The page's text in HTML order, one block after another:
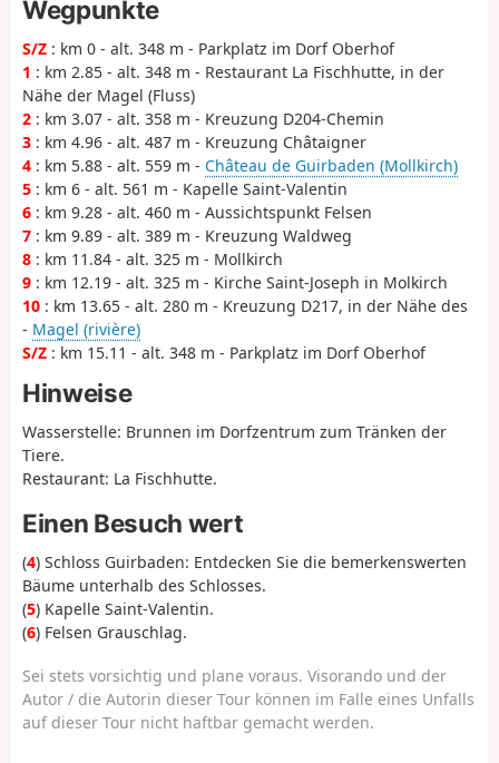
Wegpunkte
S/Z : km 0 - alt. 348 m - Parkplatz im Dorf Oberhof
1 : km 2.85 - alt. 348 m - Restaurant La Fischhutte, in der
Nähe der Magel (Fluss)
2 : km 3.07 - alt. 358 m - Kreuzung D204-Chemin
3 : km 4.96 - alt. 487 m - Kreuzung Châtaigner
4 : km 5.88 - alt. 559 m - Château de Guirbaden (Mollkirch)
5 : km 6 - alt. 561 m - Kapelle Saint-Valentin
6 : km 9.28 - alt. 460 m - Aussichtspunkt Felsen
7 : km 9.89 - alt. 389 m - Kreuzung Waldweg
8 : km 11.84 - alt. 325 m - Mollkirch
9 : km 12.19 - alt. 325 m - Kirche Saint-Joseph in Molkirch
10 : km 13.65 - alt. 280 m - Kreuzung D217, in der Nähe des
- Magel (rivière)
S/Z : km 15.11 - alt. 348 m - Parkplatz im Dorf Oberhof
Hinweise
Wasserstelle: Brunnen im Dorfzentrum zum Tränken der
Tiere.
Restaurant: La Fischhutte.
Einen Besuch wert
(4) Schloss Guirbaden: Entdecken Sie die bemerkenswerten
Bäume unterhalb des Schlosses.
(5) Kapelle Saint-Valentin.
(6) Felsen Grauschlag.
Sei stets vorsichtig und plane voraus. Visorando und der
Autor / die Autorin dieser Tour können im Falle eines Unfalls
auf dieser Tour nicht haftbar gemacht werden.